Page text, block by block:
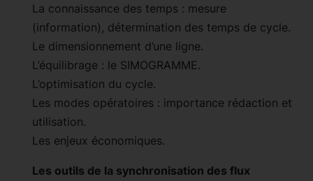
La connaissance des temps : mesure
(information), détermination des temps de cycle.
Le dimensionnement d’une ligne.
L’équilibrage : le SIMOGRAMME.
L’optimisation du cycle.
Les modes opératoires : importance rédaction et
utilisation.
Les enjeux économiques.
Les outils de la synchronisation des flux